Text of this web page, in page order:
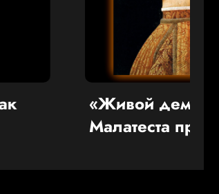
«Живой демон»
Малатеста против